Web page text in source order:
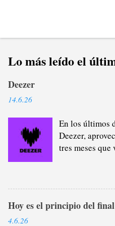
Lo más leído el
Deezer
14.6.26
En los últimos
Deezer,
tres meses que
Premium a
plataforma
Hoy es el principio del final
4.6.26